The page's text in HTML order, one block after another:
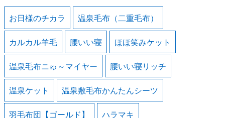
お日様のチカラ 温泉毛布（二重毛布）
カルカル羊毛 腰いい寝 ほほ笑みケット
温泉毛布ニゅ～マイヤー 腰いい寝リッチ
温泉ケット 温泉敷毛布かんたんシーツ
羽毛布団【ゴールド】 ハラマキ